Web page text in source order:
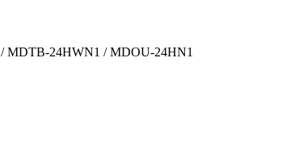
/ MDTB-24HWN1 / MDOU-24HN1